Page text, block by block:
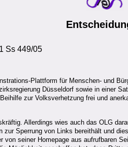
Ss 449/05
Plattform für Menschen- und
Düsseldorf sowie in einer
zur Volksverhetzung frei und
Allerdings wies auch das OLG
Sperrung von Links bereithält und
seiner Homepage aus aufrufbaren